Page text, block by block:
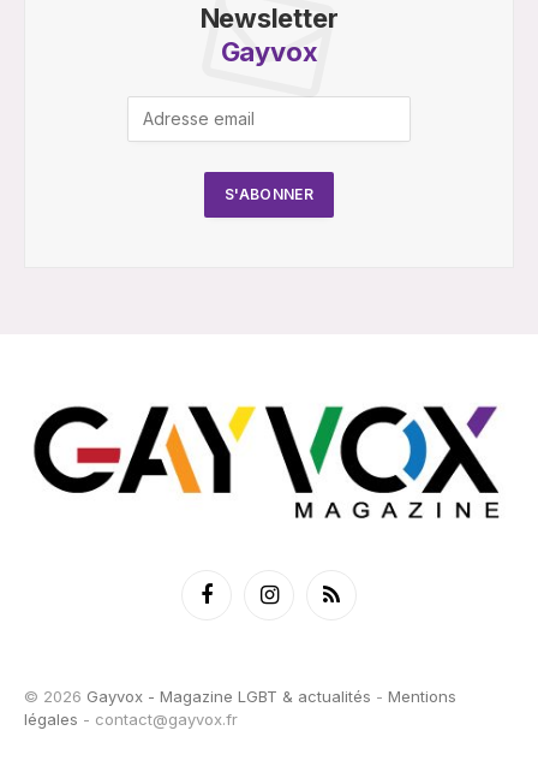
Newsletter
Gayvox
FacebookInstagramRSS
© 2026 Gayvox - Magazine LGBT & actualités - Mentions
légales - contact@gayvox.fr